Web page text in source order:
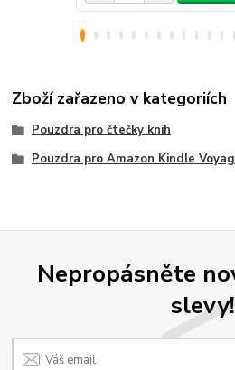
Zboží zařazeno v kategoriích
Pouzdra pro čtečky knih
Pouzdra pro Amazon Kindle
Nepropásněte
slevy!